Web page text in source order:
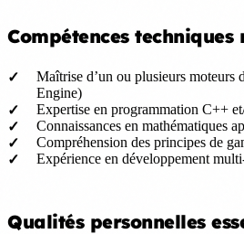
Compétences techniques
Maîtrise d’un ou plusieurs moteurs
Engine)
Expertise en programmation C++
Connaissances en mathématiques
Compréhension des principes de
Expérience en développement
Qualités personnelles